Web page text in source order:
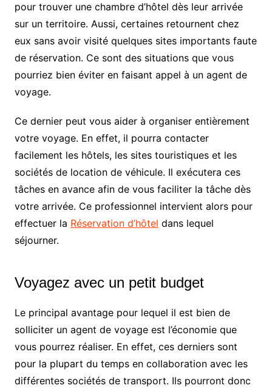
pour trouver une chambre d’hôtel dès leur arrivée
sur un territoire. Aussi, certaines retournent chez
eux sans avoir visité quelques sites importants faute
de réservation. Ce sont des situations que vous
pourriez bien éviter en faisant appel à un agent de
voyage.
Ce dernier peut vous aider à organiser entièrement
votre voyage. En effet, il pourra contacter
facilement les hôtels, les sites touristiques et les
sociétés de location de véhicule. Il exécutera ces
tâches en avance afin de vous faciliter la tâche dès
votre arrivée. Ce professionnel intervient alors pour
effectuer la Réservation d’hôtel dans lequel
séjourner.
Voyagez avec un petit budget
Le principal avantage pour lequel il est bien de
solliciter un agent de voyage est l’économie que
vous pourrez réaliser. En effet, ces derniers sont
pour la plupart du temps en collaboration avec les
différentes sociétés de transport. Ils pourront donc